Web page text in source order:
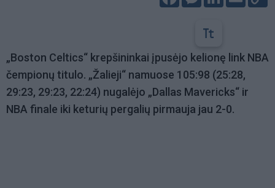
„Boston Celtics“ krepšininkai įpusėjo kelionę link NBA
čempionų titulo. „Žalieji“ namuose 105:98 (25:28,
29:23, 29:23, 22:24) nugalėjo „Dallas Mavericks“ ir
NBA finale iki keturių pergalių pirmauja jau 2-0.